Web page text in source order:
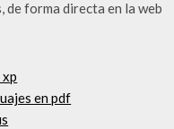
de forma directa en la web
en pdf